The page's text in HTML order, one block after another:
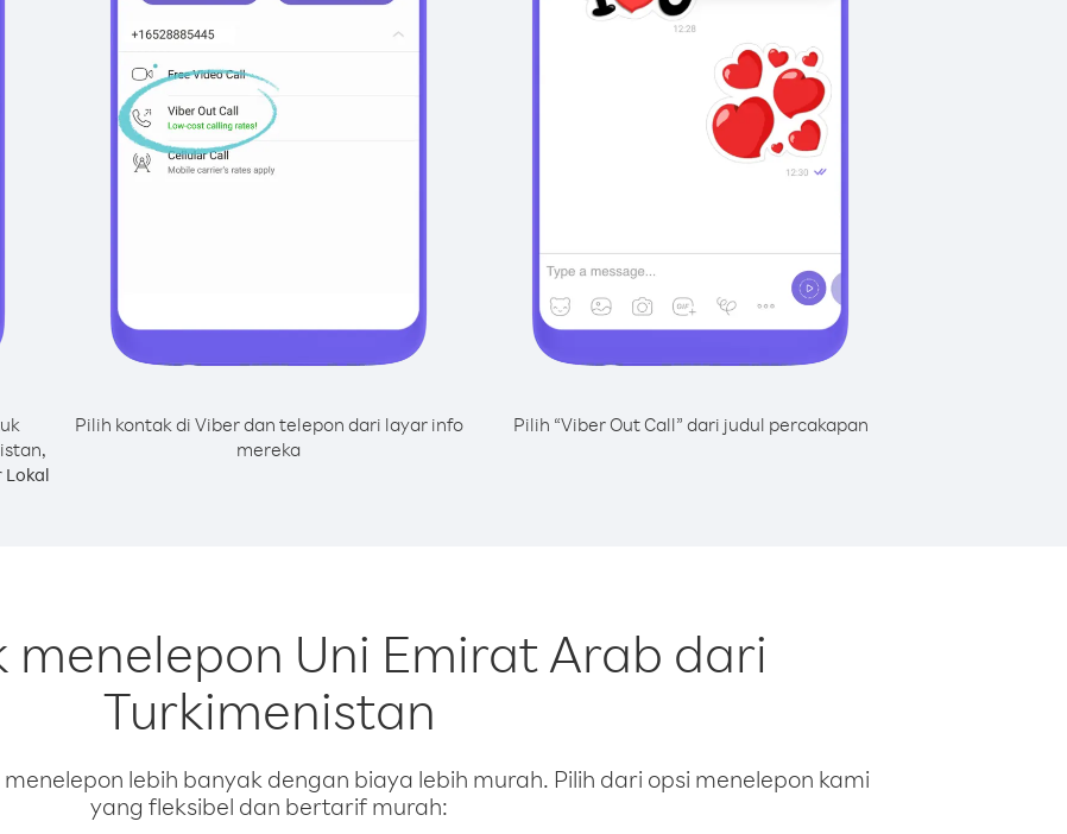
Lokal
Pilih kontak di Viber dan telepon dari layar info
mereka
Pilih “Viber Out Call” dari judul percakapan
menelepon Uni Emirat Arab dari
Turkimenistan
lebih banyak dengan biaya lebih murah. Pilih dari opsi menelepon kami
yang fleksibel dan bertarif murah: